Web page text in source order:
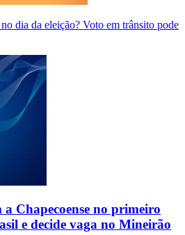
dia da eleição? Voto em trânsito pode
Chapecoense no primeiro
e decide vaga no Mineirão